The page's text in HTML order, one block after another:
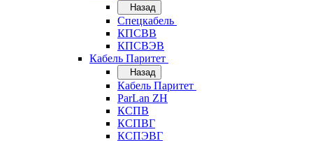
Назад
Спецкабель
КПСВВ
КПСВЭВ
Кабель Паритет
Назад
Кабель Паритет
ParLan ZH
КСПВ
КСПВГ
КСПЭВГ